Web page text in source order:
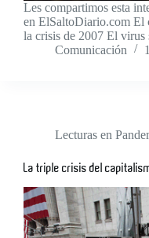
Les compartimos esta
en ElSaltoDiario.com El
la crisis de 2007 El
Comunicación
Lecturas en
La triple crisis del